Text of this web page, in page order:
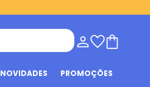
NOVIDADES PROMOÇÕES